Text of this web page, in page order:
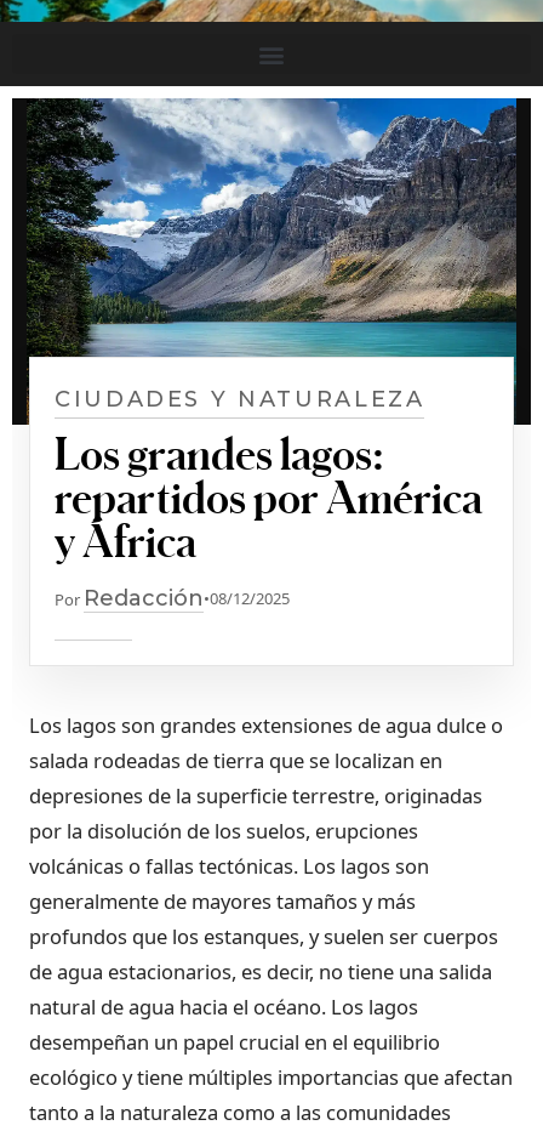
CIUDADES Y NATURALEZA
Los grandes lagos:
repartidos por América
y África
Por Redacción•08/12/2025
Los lagos son grandes extensiones de agua dulce o
salada rodeadas de tierra que se localizan en
depresiones de la superficie terrestre, originadas
por la disolución de los suelos, erupciones
volcánicas o fallas tectónicas. Los lagos son
generalmente de mayores tamaños y más
profundos que los estanques, y suelen ser cuerpos
de agua estacionarios, es decir, no tiene una salida
natural de agua hacia el océano. Los lagos
desempeñan un papel crucial en el equilibrio
ecológico y tiene múltiples importancias que afectan
tanto a la naturaleza como a las comunidades